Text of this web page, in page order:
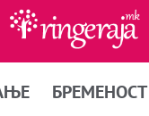
БРЕМЕНОСТ